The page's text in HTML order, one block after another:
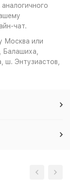
чат.
Москва или
Балашиха,
ш. Энтузиастов,